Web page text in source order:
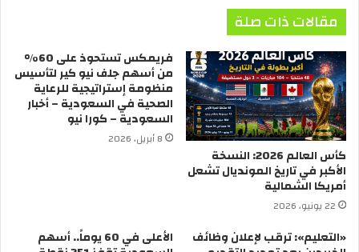
مقالات ذات صلة
كأس العالم 2026: النسخة
الأكبر في تاريخ المونديال تشعل
أمريكا الشمالية
22 يونيو، 2026
فريمكس تستحوذ على 60%
من أسهم جلف نيو كير لتأسيس
منظومة إستراتيجية للرعاية
الصحية في السعودية – أخبار
السعودية – كورا نيو
8 أبريل، 2026
«التعليم»: ترقب لإعلان وظائف الأعلى في 60 يوماً.. أسهم